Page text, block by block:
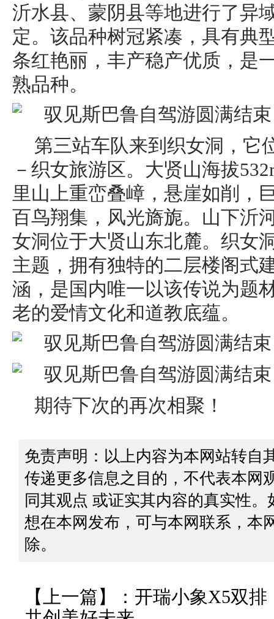
沂水县、蒙阴县等地进行了异
定。该品种树冠紧凑，具有典
条红艳丽，丰产稳产优质，是
熟品种。
第三站车队来到织女洞，它
－织女旅游区。大贤山海拔
里山上重峦叠嶂，悬崖如削，
百鸟翔集，风光旖旎。山下沂
女洞位于大贤山东北麓。织女
主题，拥有独特的二层楼阁式
涵，是国内唯一以该传说为题
老的爱情文化和道教底蕴。
期待下次的再次相聚！
免责声明：以上内容为本网站转自
传递更多信息之目的，不代表本网
同其观点 或证实其内容的真实性
想在本网发布，可与本网联系，本
除。
【上一篇】： 开瑞小象X5双